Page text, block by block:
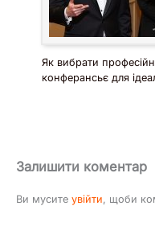
Як вибрати
конферансьє для
Залишити коментар
Ви мусите увійти, щоби